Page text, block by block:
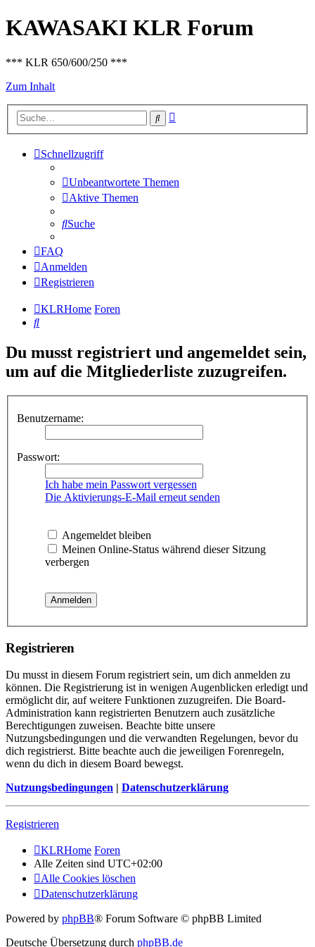
KAWASAKI KLR Forum
*** KLR 650/600/250 ***
Zum Inhalt
Suche
Schnellzugriff
Unbeantwortete Themen
Aktive Themen
Suche
FAQ
Anmelden
Registrieren
KLRHome Foren
Suche
Du musst registriert und angemeldet sein,
um auf die Mitgliederliste zuzugreifen.
Benutzername:
Passwort:
Ich habe mein Passwort vergessen
Die Aktivierungs-E-Mail erneut senden
Angemeldet bleiben
Meinen Online-Status während dieser Sitzung
verbergen
Registrieren
Du musst in diesem Forum registriert sein, um dich anmelden zu
können. Die Registrierung ist in wenigen Augenblicken erledigt und
ermöglicht dir, auf weitere Funktionen zuzugreifen. Die Board-
Administration kann registrierten Benutzern auch zusätzliche
Berechtigungen zuweisen. Beachte bitte unsere
Nutzungsbedingungen und die verwandten Regelungen, bevor du
dich registrierst. Bitte beachte auch die jeweiligen Forenregeln,
wenn du dich in diesem Board bewegst.
Nutzungsbedingungen | Datenschutzerklärung
Registrieren
KLRHome Foren
Alle Zeiten sind UTC+02:00
Alle Cookies löschen
Datenschutzerklärung
Powered by phpBB® Forum Software © phpBB Limited
Deutsche Übersetzung durch phpBB.de